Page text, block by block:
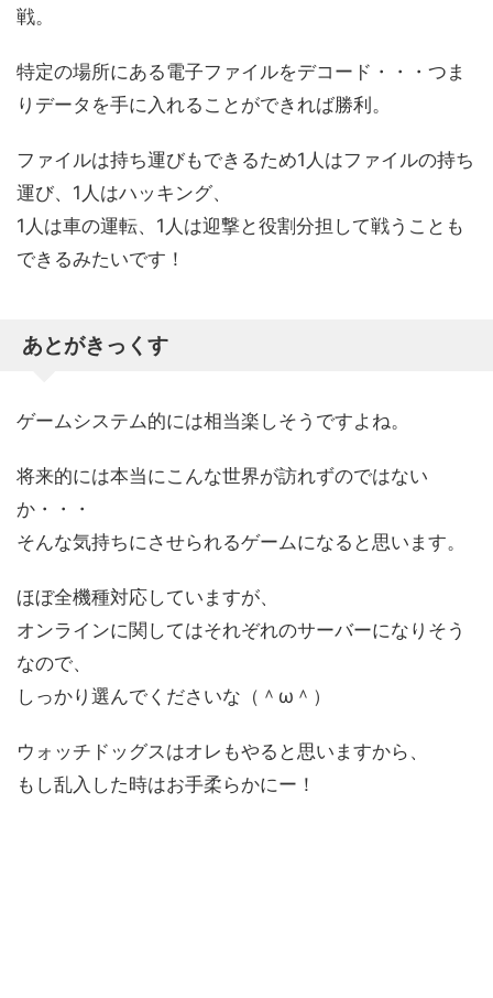
戦。
特定の場所にある電子ファイルをデコード・・・つま
りデータを手に入れることができれば勝利。
ファイルは持ち運びもできるため1人はファイルの持ち
運び、1人はハッキング、
1人は車の運転、1人は迎撃と役割分担して戦うことも
できるみたいです！
あとがきっくす
ゲームシステム的には相当楽しそうですよね。
将来的には本当にこんな世界が訪れずのではない
か・・・
そんな気持ちにさせられるゲームになると思います。
ほぼ全機種対応していますが、
オンラインに関してはそれぞれのサーバーになりそう
なので、
しっかり選んでくださいな（＾ω＾）
ウォッチドッグスはオレもやると思いますから、
もし乱入した時はお手柔らかにー！